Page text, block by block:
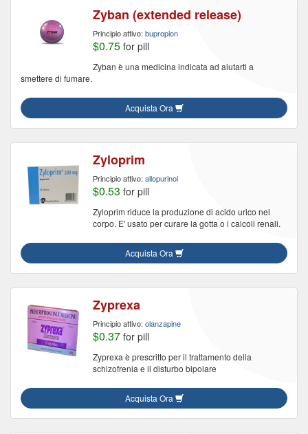
Zyban (extended release)
Principio attivo: bupropion
$0.75 for pill
Zyban è una medicina indicata ad aiutarti a
smettere di fumare.
Acquista Ora
Zyloprim
Principio attivo: allopurinol
$0.53 for pill
Zyloprim riduce la produzione di acido urico nel
corpo. E' usato per curare la gotta o i calcoli renali.
Acquista Ora
Zyprexa
Principio attivo: olanzapine
$0.37 for pill
Zyprexa è prescritto per il trattamento della
schizofrenia e il disturbo bipolare
Acquista Ora